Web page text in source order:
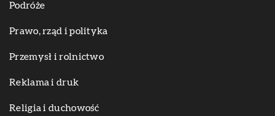
Podróże
Prawo, rząd i polityka
Przemysł i rolnictwo
Reklama i druk
Religia i duchowość